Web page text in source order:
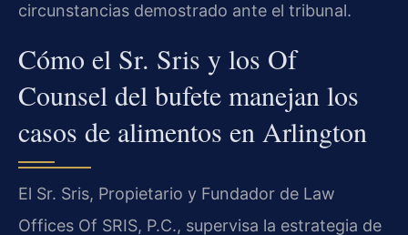
circunstancias demostrado ante el tribunal.
Cómo el Sr. Sris y los Of
Counsel del bufete manejan los
casos de alimentos en Arlington
El Sr. Sris, Propietario y Fundador de Law
Offices Of SRIS, P.C., supervisa la estrategia de